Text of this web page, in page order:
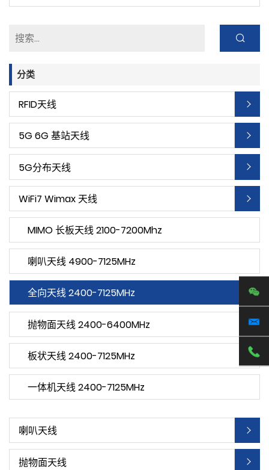
分类
RFID天线
5G 6G 基站天线
5G分布天线
WiFi7 Wimax 天线
MIMO 长板天线 2100-7200Mhz
喇叭天线 4900-7125MHz
全向天线 2400-7125MHz
抛物面天线 2400-6400MHz
板状天线 2400-7125MHz
一体机天线 2400-7125MHz
喇叭天线
抛物面天线